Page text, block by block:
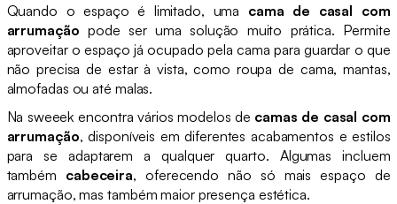
Quando o espaço é limitado, uma cama de casal com
arrumação pode ser uma solução muito prática. Permite
aproveitar o espaço já ocupado pela cama para guardar o que
não precisa de estar à vista, como roupa de cama, mantas,
almofadas ou até malas.
Na sweeek encontra vários modelos de camas de casal com
arrumação, disponíveis em diferentes acabamentos e estilos
para se adaptarem a qualquer quarto. Algumas incluem
também cabeceira, oferecendo não só mais espaço de
arrumação, mas também maior presença estética.